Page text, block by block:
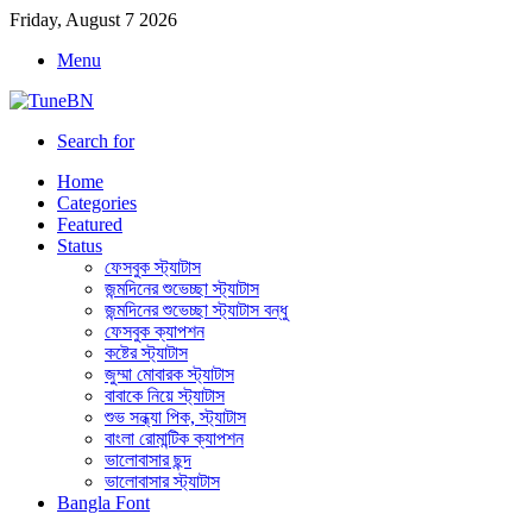
Friday, August 7 2026
Menu
Search for
Home
Categories
Featured
Status
ফেসবুক স্ট্যাটাস
জন্মদিনের শুভেচ্ছা স্ট্যাটাস
জন্মদিনের শুভেচ্ছা স্ট্যাটাস বন্ধু
ফেসবুক ক্যাপশন
কষ্টের স্ট্যাটাস
জুম্মা মোবারক স্ট্যাটাস
বাবাকে নিয়ে স্ট্যাটাস
শুভ সন্ধ্যা পিক, স্ট্যাটাস
বাংলা রোমান্টিক ক্যাপশন
ভালোবাসার ছন্দ
ভালোবাসার স্ট্যাটাস
Bangla Font